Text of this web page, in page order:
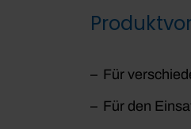
Für
Für den